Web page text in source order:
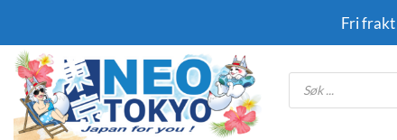
content
Fri frakt
Products
search